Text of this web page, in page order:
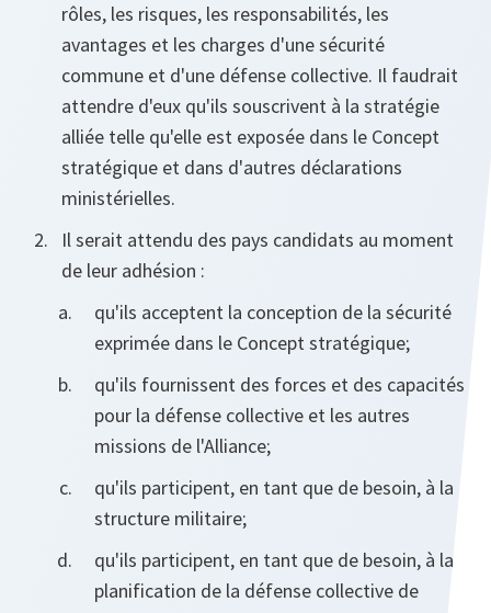
rôles, les risques, les responsabilités, les
avantages et les charges d'une sécurité
commune et d'une défense collective. Il faudrait
attendre d'eux qu'ils souscrivent à la stratégie
alliée telle qu'elle est exposée dans le Concept
stratégique et dans d'autres déclarations
ministérielles.
Il serait attendu des pays candidats au moment
de leur adhésion :
qu'ils acceptent la conception de la sécurité
exprimée dans le Concept stratégique;
qu'ils fournissent des forces et des capacités
pour la défense collective et les autres
missions de l'Alliance;
qu'ils participent, en tant que de besoin, à la
structure militaire;
qu'ils participent, en tant que de besoin, à la
planification de la défense collective de